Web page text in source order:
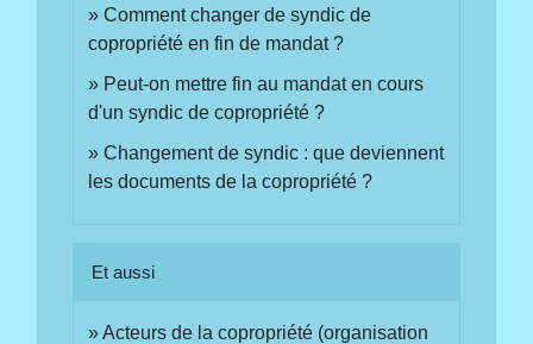
Comment changer de syndic de
copropriété en fin de mandat ?
Peut-on mettre fin au mandat en cours
d'un syndic de copropriété ?
Changement de syndic : que deviennent
les documents de la copropriété ?
Et aussi
Acteurs de la copropriété (organisation